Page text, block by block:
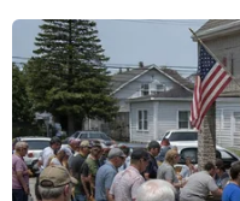
Chủ sân Azteca lỗ
World Cup 2026
08/08/2026 06:43
Dữ liệu việc làm Mỹ